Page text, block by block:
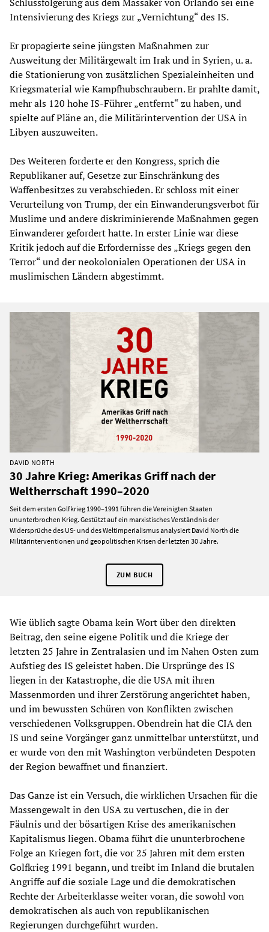
Intensivierung des Kriegs zur „Vernichtung“ des IS.
Er propagierte seine jüngsten Maßnahmen zur
Ausweitung der Militärgewalt im Irak und in Syrien, u. a.
die Stationierung von zusätzlichen Spezialeinheiten und
Kriegsmaterial wie Kampfhubschraubern. Er prahlte damit,
mehr als 120 hohe IS-Führer „entfernt“ zu haben, und
spielte auf Pläne an, die Militärintervention der USA in
Libyen auszuweiten.
Des Weiteren forderte er den Kongress, sprich die
Republikaner auf, Gesetze zur Einschränkung des
Waffenbesitzes zu verabschieden. Er schloss mit einer
Verurteilung von Trump, der ein Einwanderungsverbot für
Muslime und andere diskriminierende Maßnahmen gegen
Einwanderer gefordert hatte. In erster Linie war diese
Kritik jedoch auf die Erfordernisse des „Kriegs gegen den
Terror“ und der neokolonialen Operationen der USA in
muslimischen Ländern abgestimmt.
DAVID NORTH
30 Jahre Krieg: Amerikas Griff nach der
Weltherrschaft 1990–2020
Seit dem ersten Golfkrieg 1990–1991 führen die Vereinigten Staaten
ununterbrochen Krieg. Gestützt auf ein marxistisches Verständnis der
Widersprüche des US- und des Weltimperialismus analysiert David North die
Militärinterventionen und geopolitischen Krisen der letzten 30 Jahre.
ZUM BUCH
Wie üblich sagte Obama kein Wort über den direkten
Beitrag, den seine eigene Politik und die Kriege der
letzten 25 Jahre in Zentralasien und im Nahen Osten zum
Aufstieg des IS geleistet haben. Die Ursprünge des IS
liegen in der Katastrophe, die die USA mit ihren
Massenmorden und ihrer Zerstörung angerichtet haben,
und im bewussten Schüren von Konflikten zwischen
verschiedenen Volksgruppen. Obendrein hat die CIA den
IS und seine Vorgänger ganz unmittelbar unterstützt, und
er wurde von den mit Washington verbündeten Despoten
der Region bewaffnet und finanziert.
Das Ganze ist ein Versuch, die wirklichen Ursachen für die
Massengewalt in den USA zu vertuschen, die in der
Fäulnis und der bösartigen Krise des amerikanischen
Kapitalismus liegen. Obama führt die ununterbrochene
Folge an Kriegen fort, die vor 25 Jahren mit dem ersten
Golfkrieg 1991 begann, und treibt im Inland die brutalen
Angriffe auf die soziale Lage und die demokratischen
Rechte der Arbeiterklasse weiter voran, die sowohl von
demokratischen als auch von republikanischen
Regierungen durchgeführt wurden.